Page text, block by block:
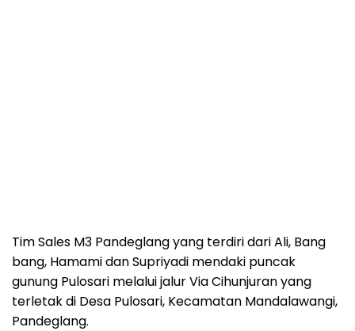
Tim Sales M3 Pandeglang yang terdiri dari Ali, Bang
bang, Hamami dan Supriyadi mendaki puncak
gunung Pulosari melalui jalur Via Cihunjuran yang
terletak di Desa Pulosari, Kecamatan Mandalawangi,
Pandeglang.